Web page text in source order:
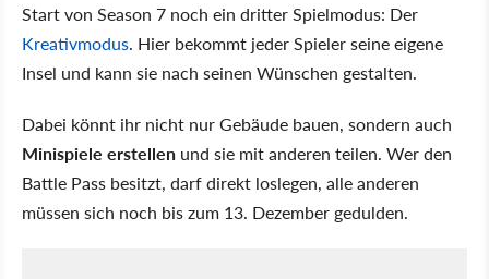
Start von Season 7 noch ein dritter Spielmodus: Der
Kreativmodus. Hier bekommt jeder Spieler seine eigene
Insel und kann sie nach seinen Wünschen gestalten.
Dabei könnt ihr nicht nur Gebäude bauen, sondern auch
Minispiele erstellen und sie mit anderen teilen. Wer den
Battle Pass besitzt, darf direkt loslegen, alle anderen
müssen sich noch bis zum 13. Dezember gedulden.